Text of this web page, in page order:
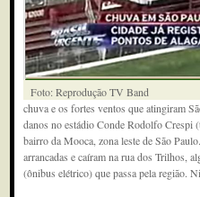
Foto: Reprodução TV Band
chuva e os fortes ventos que atingiram
danos no estádio Conde Rodolfo Crespi
bairro da Mooca, zona leste de São
arrancadas e caíram na rua dos Trilhos,
(ônibus elétrico) que passa pela região.